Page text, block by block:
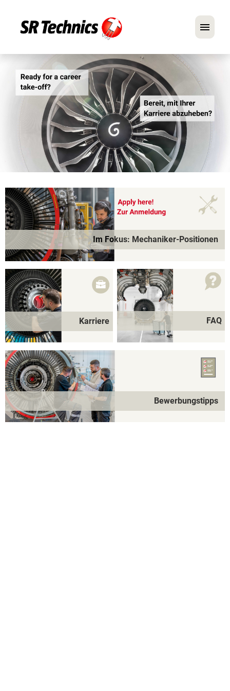
Englisch
Im Fokus: Mechaniker-Positionen
FAQ
Bewerbungstipps
Im Fokus: Mechaniker-Positionen
Karriere FAQ
Bewerbungstipps